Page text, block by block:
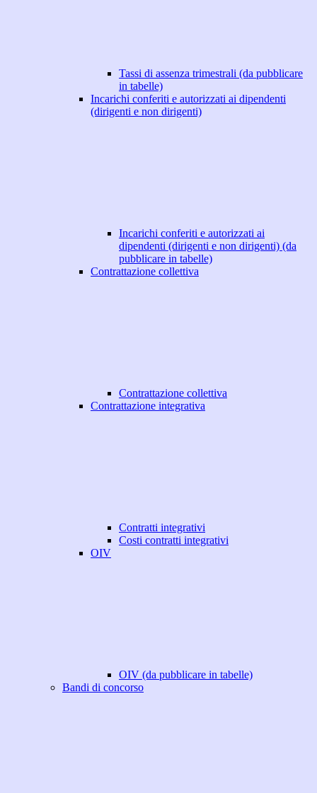
Tassi di assenza trimestrali (da pubblicare
in tabelle)
Incarichi conferiti e autorizzati ai dipendenti
(dirigenti e non dirigenti)
Incarichi conferiti e autorizzati ai
dipendenti (dirigenti e non dirigenti) (da
pubblicare in tabelle)
Contrattazione collettiva
Contrattazione collettiva
Contrattazione integrativa
Contratti integrativi
Costi contratti integrativi
OIV
OIV (da pubblicare in tabelle)
Bandi di concorso